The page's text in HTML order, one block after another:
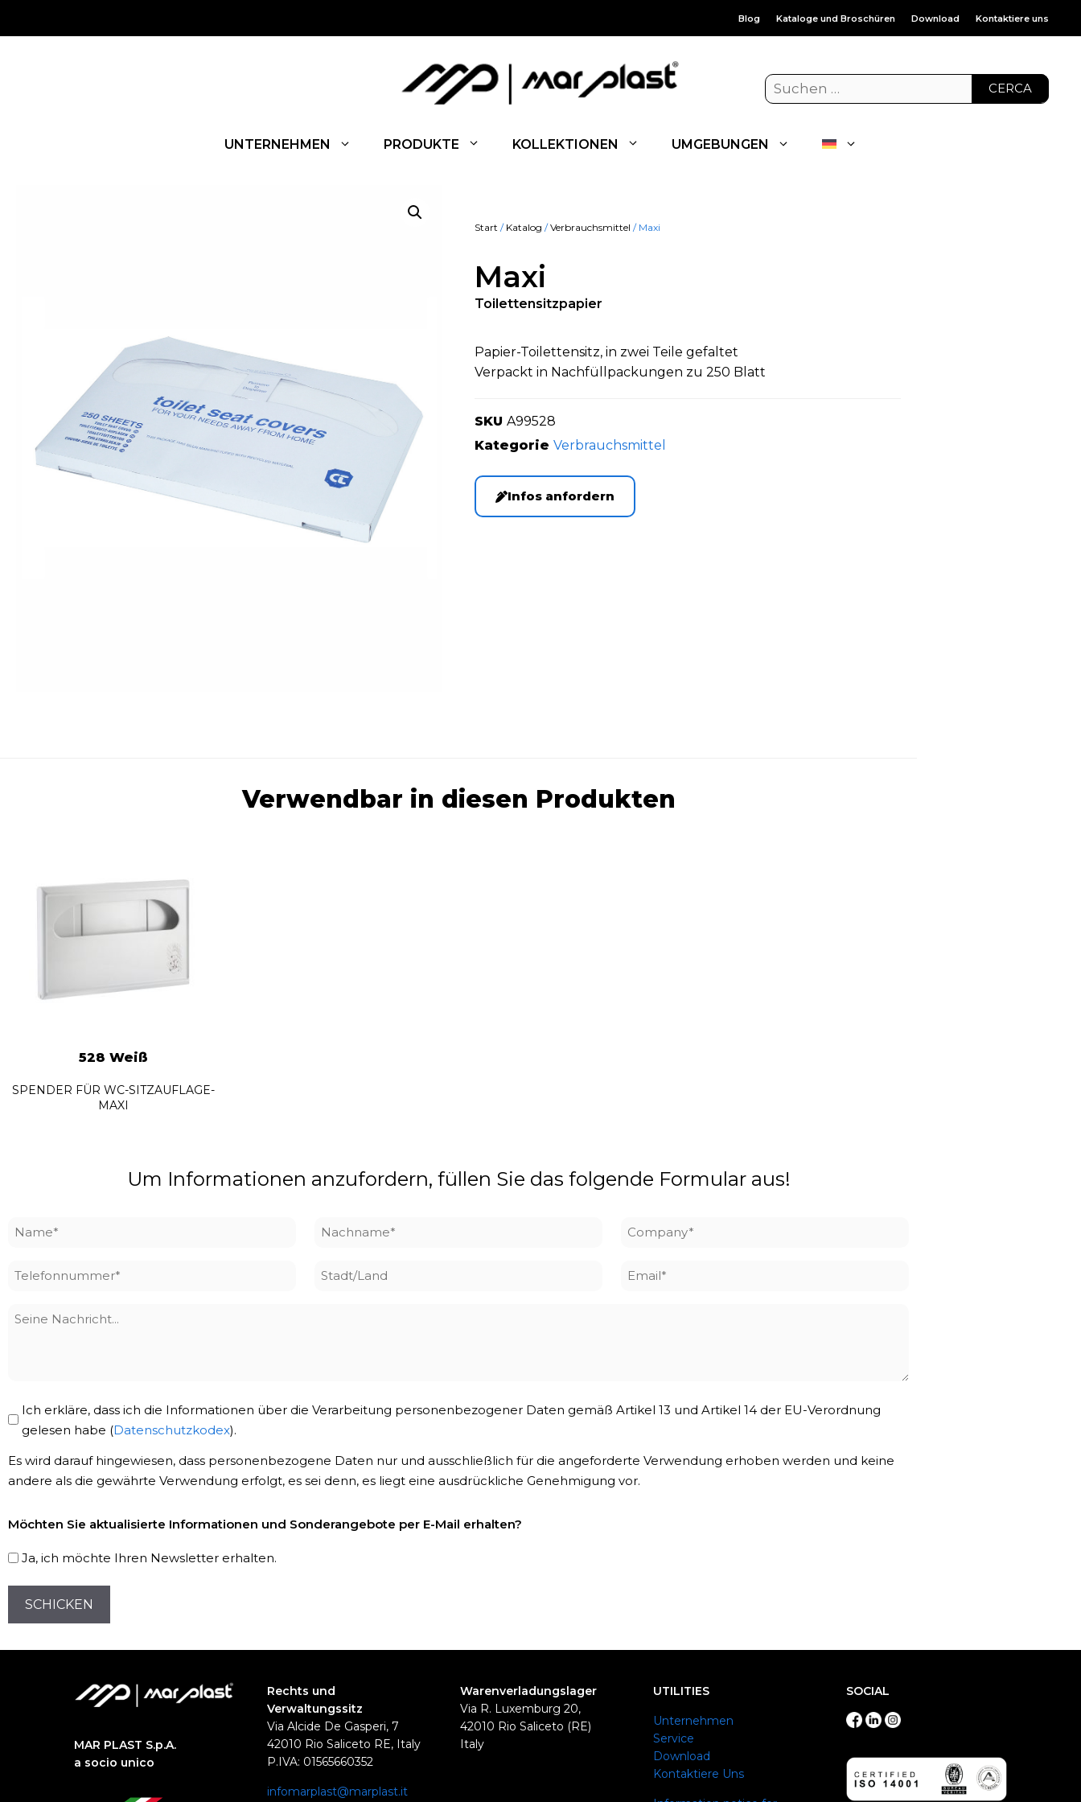
Blog Kataloge und Broschüren Download Kontaktiere uns
CERCA
UNTERNEHMEN PRODUKTE KOLLEKTIONEN UMGEBUNGEN
Start / Katalog /Verbrauchsmittel / Maxi
Maxi
Toilettensitzpapier
Papier-Toilettensitz, in zwei Teile gefaltet
Verpackt in Nachfüllpackungen zu 250 Blatt
SKU A99528
Kategorie Verbrauchsmittel
Infos anfordern
Verwendbar in diesen Produkten
528 Weiß
SPENDER FÜR WC-SITZAUFLAGE-
MAXI
Um Informationen anzufordern, füllen Sie das folgende Formular aus!
Name Nachname Company
Telefonnummer Stadt/Land Email
Seine
Privacy
Policy
Ich erkläre, dass ich die Informationen über die Verarbeitung personenbezogener Daten gemäß Artikel 13 und Artikel 14 der EU-Verordnung
gelesen habe (Datenschutzkodex).
Es wird darauf hingewiesen, dass personenbezogene Daten nur und ausschließlich für die angeforderte Verwendung erhoben werden und keine
andere als die gewährte Verwendung erfolgt, es sei denn, es liegt eine ausdrückliche Genehmigung vor.
Registrierung
Möchten Sie aktualisierte Informationen und Sonderangebote per E-Mail erhalten?
Ja, ich möchte Ihren Newsletter erhalten.
CAPTCHA
MAR PLAST S.p.A.
a socio unico
Rechts und
Verwaltungssitz
Via Alcide De Gasperi, 7
42010 Rio Saliceto RE, Italy
P.IVA: 01565660352
infomarplast@marplast.it
Warenverladungslager
Via R. Luxemburg 20,
42010 Rio Saliceto (RE)
Italy
UTILITIES
Unternehmen
Service
Download
Kontaktiere Uns
SOCIAL